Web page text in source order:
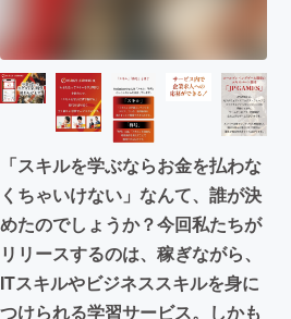
「スキルを学ぶならお金を払わな
くちゃいけない」なんて、誰が決
めたのでしょうか？今回私たちが
リリースするのは、稼ぎながら、
ITスキルやビジネススキルを身に
つけられる学習サービス。しかも